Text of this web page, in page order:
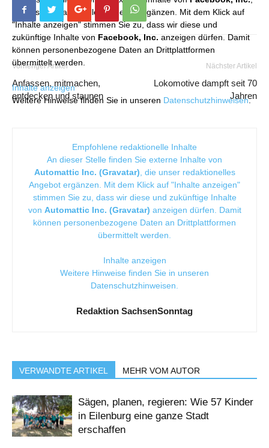
die unser redaktionelles Angebot ergänzen. Mit dem Klick auf
"Inhalte anzeigen" stimmen Sie zu, dass wir diese und
zukünftige Inhalte von Facebook, Inc. anzeigen dürfen. Damit
können personenbezogene Daten an Drittplattformen
übermittelt werden.
Inhalte anzeigen
Weitere Hinweise finden Sie in unseren Datenschutzhinweisen.
Vorheriger Artikel
Anfassen, mitmachen,
entdecken und staunen
Nächster Artikel
Lokomotive dampft seit 70
Jahren
Empfohlene redaktionelle Inhalte
An dieser Stelle finden Sie externe Inhalte von
Automattic Inc. (Gravatar), die unser redaktionelles
Angebot ergänzen. Mit dem Klick auf "Inhalte anzeigen"
stimmen Sie zu, dass wir diese und zukünftige Inhalte
von Automattic Inc. (Gravatar) anzeigen dürfen. Damit
können personenbezogene Daten an Drittplattformen
übermittelt werden.
Inhalte anzeigen
Weitere Hinweise finden Sie in unseren
Datenschutzhinweisen.
Redaktion SachsenSonntag
VERWANDTE ARTIKEL MEHR VOM AUTOR
Sägen, planen, regieren: Wie 57 Kinder
in Eilenburg eine ganze Stadt
erschaffen